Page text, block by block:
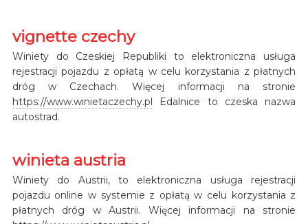
vignette czechy
Winiety do Czeskiej Republiki to elektroniczna usługa
rejestracji pojazdu z opłatą w celu korzystania z płatnych
dróg w Czechach. Więcej informacji na stronie
https://www.winietaczechy.pl Edalnice to czeska nazwa
autostrad.
winieta austria
Winiety do Austrii, to elektroniczna usługa rejestracji
pojazdu online w systemie z opłatą w celu korzystania z
płatnych dróg w Austrii. Więcej informacji na stronie